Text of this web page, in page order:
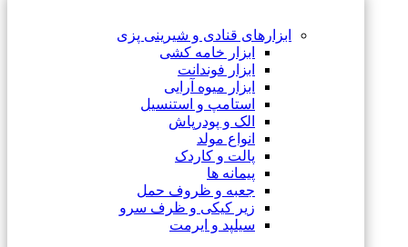
ابزارهای قنادی و شیرینی پزی
ابزار خامه کشی
ابزار فوندانت
ابزار میوه آرایی
استامپ و استنسیل
الک و پودرپاش
انواع مولد
پالت و کاردک
پیمانه ها
جعبه و ظروف حمل
زیر کیکی و ظرف سرو
سیلپد و ایرمت